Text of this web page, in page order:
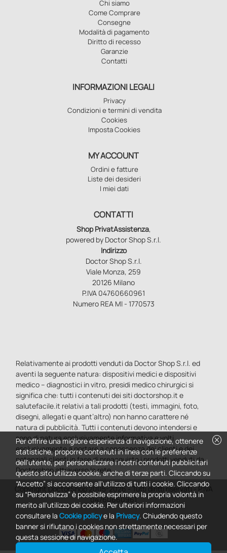
Chi siamo
Come Comprare
Consegne
Modalità di pagamento
Diritto di recesso
Garanzie
Contatti
INFORMAZIONI LEGALI
Privacy
Condizioni e termini di vendita
Cookies
Imposta Cookies
MY ACCOUNT
Ordini e fatture
Liste dei desideri
I miei dati
CONTATTI
Shop PrivatAssistenza,
powered by Doctor Shop S.r.l.
Indirizzo
Doctor Shop S.r.l.
Viale Monza, 259
20126 Milano
P.IVA 04760660961
Numero REA MI - 1770573
Relativamente ai prodotti venduti da Doctor Shop S.r.l. ed
aventi la seguente natura: dispositivi medici e dispositivi
medico – diagnostici in vitro, presidi medico chirurgici si
significa che: tutti i contenuti dei siti doctorshop.it e
salutefacile.it relativi a tali prodotti (testi, immagini, foto,
disegni, allegati e quant’altro) non hanno carattere né
natura di pubblicità. Tutti i contenuti devono intendersi e
sono di natura esclusivamente informativa e volti
esclusivamente a portare a conoscenza dei clienti e dei
potenziali clienti in fase di preacquisto i prodotti venduti da
Doctorshop attraverso la rete.
Copyright DoctorShop 2005-2026 - Tutti diritti riservati - P.IVA
04760660961
cancel
Per offrire una migliore esperienza di navigazione, ottenere
statistiche, proporre contenuti in linea con le preferenze
dell'utente, per personalizzare i nostri contenuti pubblicitari
questo sito utilizza cookie, anche di terze parti. Cliccando su
“Accetto” si acconsente all'utilizzo di tutti i cookie. Cliccando
su “Personalizza” è possibile esprimere la propria volontà in
merito all'utilizzo dei cookie. Per ulteriori informazioni
consultare la Cookie policye la Privacy. Chiudendo questo
banner si rifiutano i cookies non strettamente necessari per
questa sessione di navigazione.